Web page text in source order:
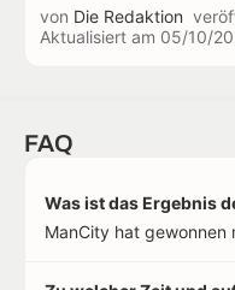
von Die Redaktion
Aktualisiert am 05/10/
FAQ
Was ist das Ergebnis
ManCity hat gewonnen